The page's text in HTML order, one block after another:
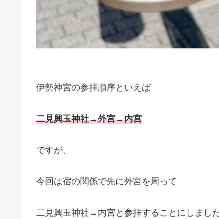
伊勢神宮の参拝順序といえば
二見興玉神社→外宮→内宮
ですが、
今回は宿の関係で先に外宮を周って
二見興玉神社→内宮と参拝することにしまし